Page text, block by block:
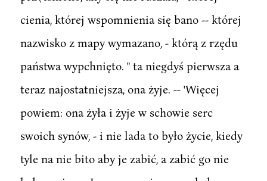
cienia, której wspomnienia się bano -- której
nazwisko z mapy wymazano, - którą z rzędu
państwa wypchnięto. " ta niegdyś pierwsza a
teraz najostatniejsza, ona żyje. -- 'Więcej
powiem: ona żyła i żyje w schowie serc
swoich synów, - i nie lada to było życie, kiedy
tyle na nie bito aby je zabić, a zabić go nie